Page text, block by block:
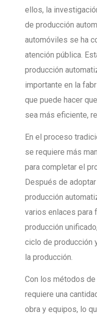
ellos, la
de producción
automóviles se ha
atención pública.
producción
importante en la
que puede hacer
sea más eficiente,
En el proceso
se requiere más
para completar el
Después de
producción
varios enlaces para
producción
ciclo de producción
la producción.
Con los métodos
requiere una
obra y equipos, lo